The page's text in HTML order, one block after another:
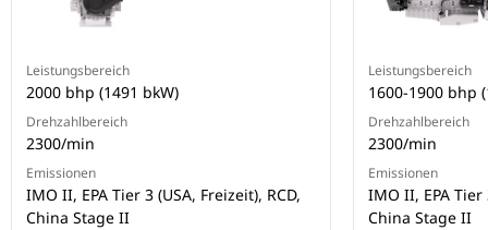
Leistungsbereich
2000 bhp (1491 bkW)
Drehzahlbereich
2300/min
Emissionen
IMO II, EPA Tier 3 (USA, Freizeit), RCD,
China Stage II
Leistungsbereich
1600-1900 bhp
Drehzahlbereich
2300/min
Emissionen
IMO II, EPA Tier
China Stage II